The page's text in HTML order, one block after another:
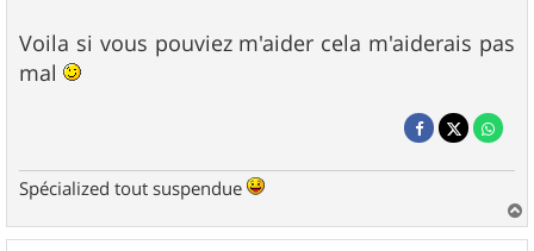
Voila si vous pouviez m'aider cela m'aiderais pas
mal
Spécialized tout suspendue
a
u